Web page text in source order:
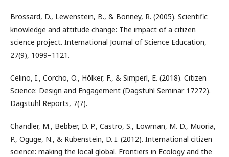
Brossard, D., Lewenstein, B., & Bonney, R. (2005). Scientific
knowledge and attitude change: The impact of a citizen
science project. International Journal of Science Education,
27(9), 1099–1121.
Celino, I., Corcho, O., Hölker, F., & Simperl, E. (2018). Citizen
Science: Design and Engagement (Dagstuhl Seminar 17272).
Dagstuhl Reports, 7(7).
Chandler, M., Bebber, D. P., Castro, S., Lowman, M. D., Muoria,
P., Oguge, N., & Rubenstein, D. I. (2012). International citizen
science: making the local global. Frontiers in Ecology and the